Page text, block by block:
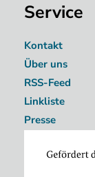
Service
Kontakt
Über uns
RSS-Feed
Linkliste
Presse